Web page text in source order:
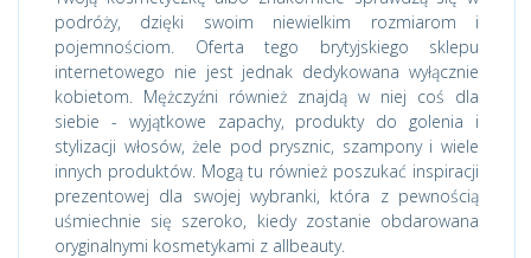
podróży, dzięki swoim niewielkim rozmiarom i
pojemnościom. Oferta tego brytyjskiego sklepu
internetowego nie jest jednak dedykowana wyłącznie
kobietom. Mężczyźni również znajdą w niej coś dla
siebie - wyjątkowe zapachy, produkty do golenia i
stylizacji włosów, żele pod prysznic, szampony i wiele
innych produktów. Mogą tu również poszukać inspiracji
prezentowej dla swojej wybranki, która z pewnością
uśmiechnie się szeroko, kiedy zostanie obdarowana
oryginalnymi kosmetykami z allbeauty.